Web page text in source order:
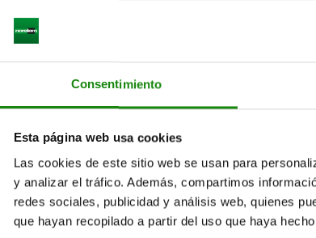
Consentimiento
Esta página web usa cookies
Las cookies de este sitio web se usan para
y analizar el tráfico. Además, compartimos
redes sociales, publicidad y análisis web, quienes
que hayan recopilado a partir del uso que haya
E
M6 89
D
E A